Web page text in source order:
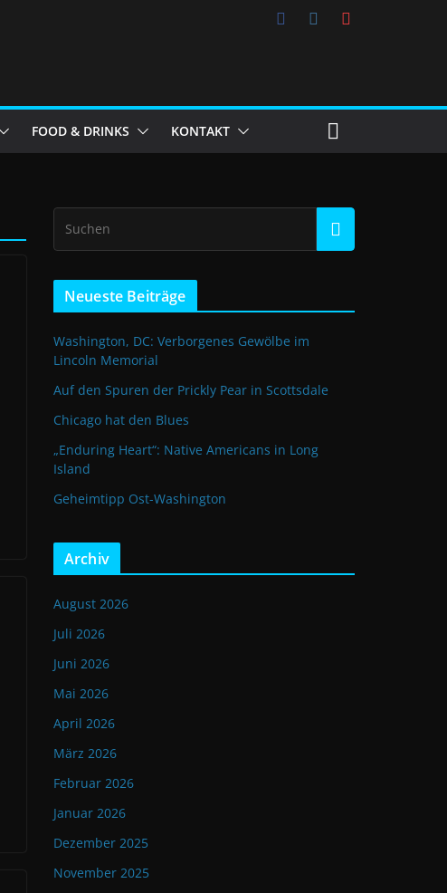
FOOD & DRINKS KONTAKT
Neueste Beiträge
Washington, DC: Verborgenes Gewölbe im
Lincoln Memorial
Auf den Spuren der Prickly Pear in Scottsdale
Chicago hat den Blues
„Enduring Heart“: Native Americans in Long
Island
Geheimtipp Ost-Washington
Archiv
August 2026
Juli 2026
Juni 2026
Mai 2026
April 2026
März 2026
Februar 2026
Januar 2026
Dezember 2025
November 2025